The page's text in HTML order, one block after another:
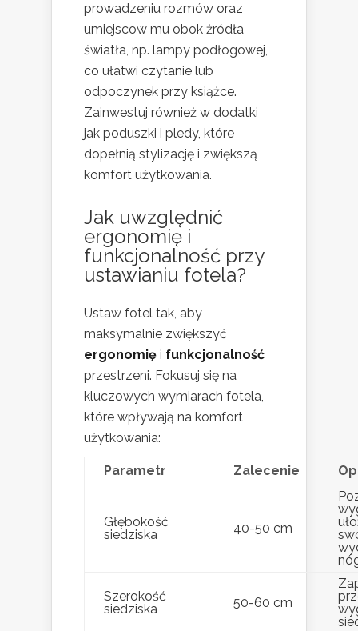
prowadzeniu rozmów oraz
umiejscow mu obok żródła
światła, np. lampy podłogowej,
co ułatwi czytanie lub
odpoczynek przy książce.
Zainwestuj również w dodatki
jak poduszki i pledy, które
dopełnią stylizację i zwiększą
komfort użytkowania.
Jak uwzględnić
ergonomię i
funkcjonalność przy
ustawianiu fotela?
Ustaw fotel tak, aby
maksymalnie zwiększyć
ergonomię i funkcjonalność
przestrzeni. Fokusuj się na
kluczowych wymiarach fotela,
które wpływają na komfort
użytkowania:
Parametr Zalecenie
Głębokość
siedziska
40-50 cm
Szerokość
siedziska
50-60 cm